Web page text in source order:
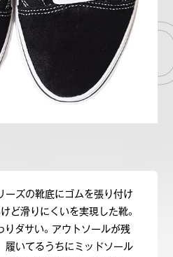
ーズの靴底にゴムを張り付け
けど滑りにくいを実現した靴。
りダサい。アウトソールが残
履いてるうちにミッドソール